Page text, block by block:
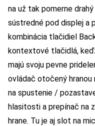
na už tak pomerne
sústredné pod displej a
kombinácia tlačidiel
kontextové tlačidlá,
majú svoju pevne
ovládač otočený
na spustenie /
hlasitosti a prepínač na
hrane. Tu je aj slot na